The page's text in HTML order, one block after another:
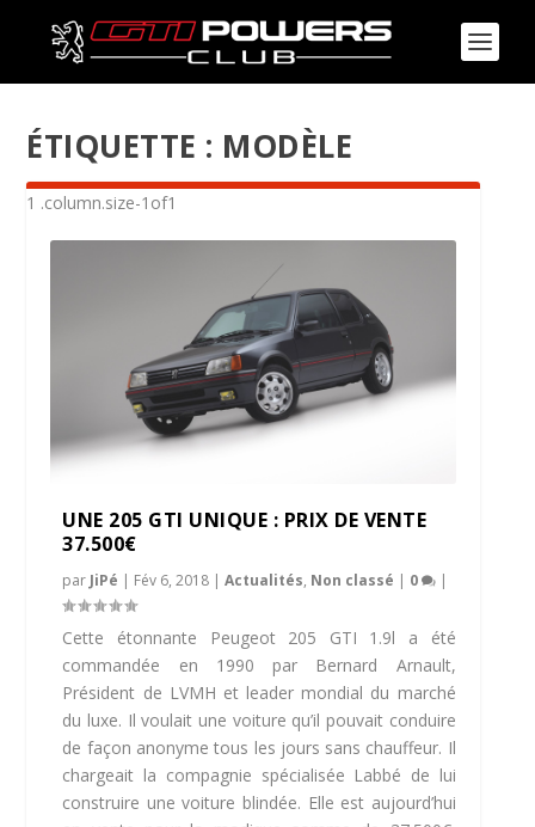
ÉTIQUETTE : MODÈLE
UNE 205 GTI UNIQUE : PRIX DE VENTE
37.500€
par JiPé | Fév 6, 2018 |Actualités, Non classé | 0 |
Cette étonnante Peugeot 205 GTI 1.9l a été
commandée en 1990 par Bernard Arnault,
Président de LVMH et leader mondial du marché
du luxe. Il voulait une voiture qu’il pouvait conduire
de façon anonyme tous les jours sans chauffeur. Il
chargeait la compagnie spécialisée Labbé de lui
construire une voiture blindée. Elle est aujourd’hui